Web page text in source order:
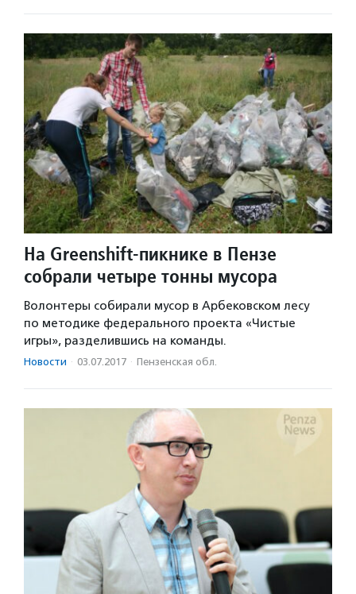
На Greenshift-пикнике в Пензе
собрали четыре тонны мусора
Волонтеры собирали мусор в Арбековском лесу
по методике федерального проекта «Чистые
игры», разделившись на команды.
Новости · 03.07.2017 · Пензенская обл.